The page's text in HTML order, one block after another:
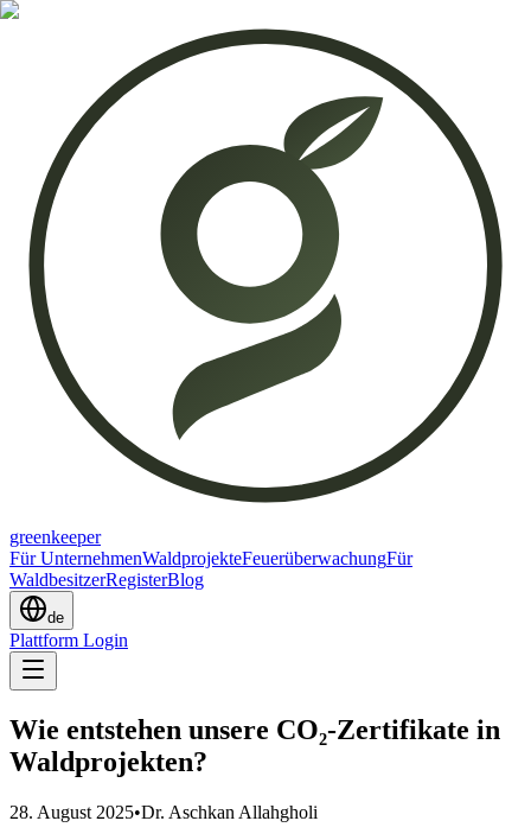
greenkeeper
Für UnternehmenWaldprojekteFeuerüberwachungFür
WaldbesitzerRegisterBlog
de
Plattform Login
Wie entstehen unsere CO₂-Zertifikate in
Waldprojekten?
28. August 2025•Dr. Aschkan Allahgholi